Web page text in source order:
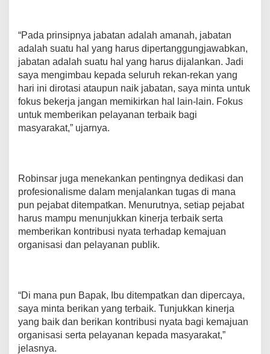
A
S
N
F
o
k
u
s
d
n
T
i
n
g
a
n
e
l
“Pada prinsipnya jabatan adalah amanah, jabatan
adalah suatu hal yang harus dipertanggungjawabkan,
jabatan adalah suatu hal yang harus dijalankan. Jadi
saya mengimbau kepada seluruh rekan-rekan yang
hari ini dirotasi ataupun naik jabatan, saya minta untuk
fokus bekerja jangan memikirkan hal lain-lain. Fokus
untuk memberikan pelayanan terbaik bagi
masyarakat,” ujarnya.
Robinsar juga menekankan pentingnya dedikasi dan
profesionalisme dalam menjalankan tugas di mana
pun pejabat ditempatkan. Menurutnya, setiap pejabat
harus mampu menunjukkan kinerja terbaik serta
memberikan kontribusi nyata terhadap kemajuan
organisasi dan pelayanan publik.
“Di mana pun Bapak, Ibu ditempatkan dan dipercaya,
saya minta berikan yang terbaik. Tunjukkan kinerja
yang baik dan berikan kontribusi nyata bagi kemajuan
organisasi serta pelayanan kepada masyarakat,”
jelasnya.